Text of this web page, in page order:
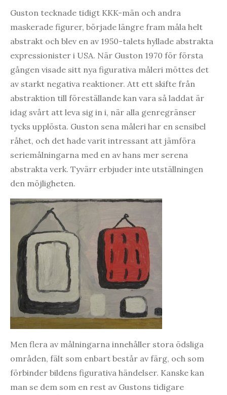
Guston tecknade tidigt KKK-män och andra
maskerade figurer, började längre fram måla helt
abstrakt och blev en av 1950-talets hyllade abstrakta
expressionister i USA. När Guston 1970 för första
gången visade sitt nya figurativa måleri möttes det
av starkt negativa reaktioner. Att ett skifte från
abstraktion till föreställande kan vara så laddat är
idag svårt att leva sig in i, när alla genregränser
tycks upplösta. Guston sena måleri har en sensibel
råhet, och det hade varit intressant att jämföra
seriemålningarna med en av hans mer serena
abstrakta verk. Tyvärr erbjuder inte utställningen
den möjligheten.
Men flera av målningarna innehåller stora ödsliga
områden, fält som enbart består av färg, och som
förbinder bildens figurativa händelser. Kanske kan
man se dem som en rest av Gustons tidigare